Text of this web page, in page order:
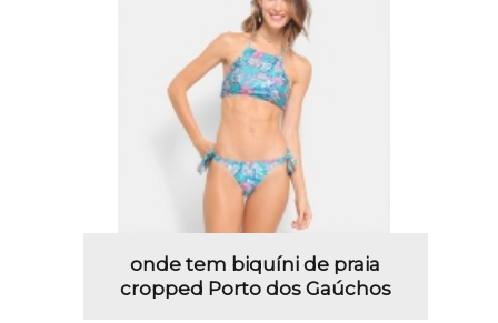
onde tem biquíni de praia
cropped Porto dos Gaúchos